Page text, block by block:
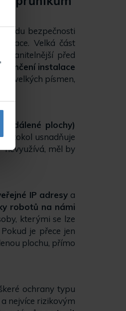
bezpečnosti
Velká část
před
instalace
a velkých písmen,
plochy)
usnadňuje
nevyužívá, měl by
IP adresy a
robotů na námi
kterými se lze
Pokud je přece jen
plochu, přímo
ochrany typu
nejvíce rizikovým